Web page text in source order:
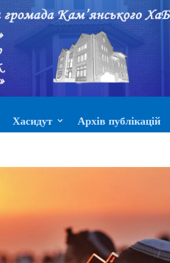
Хасидут Архів публікацій